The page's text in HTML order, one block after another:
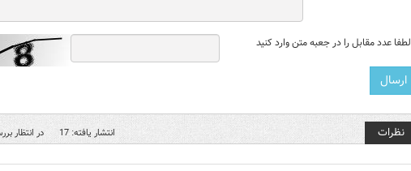
لطفا عدد مقابل را در جعبه متن وارد کنید
نظرات انتشار یافته: 17 در انتظار